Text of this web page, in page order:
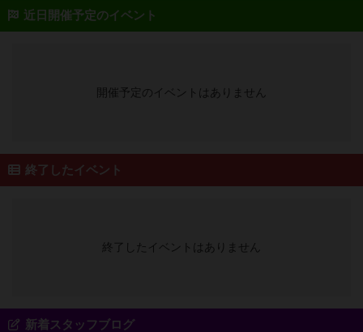
近日開催予定のイベント
開催予定のイベントはありません
終了したイベント
終了したイベントはありません
新着スタッフブログ